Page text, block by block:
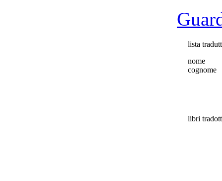
lista
nome
cognome
libri